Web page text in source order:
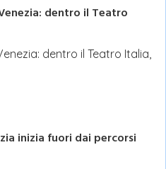
dentro il Teatro
dentro il Teatro Italia,
inizia fuori dai percorsi